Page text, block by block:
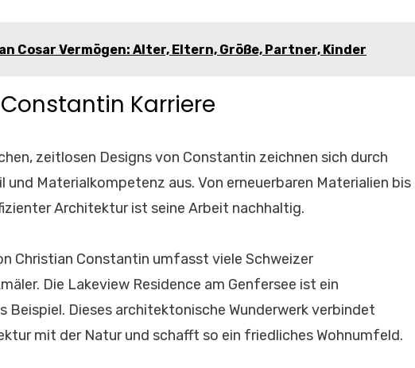
Cosar Vermögen: Alter, Eltern, Größe, Partner, Kinder
Karriere
zeitlosen Designs von Constantin zeichnen sich durch
und Materialkompetenz aus. Von erneuerbaren Materialien bis
Architektur ist seine Arbeit nachhaltig.
Christian Constantin umfasst viele Schweizer
Die Lakeview Residence am Genfersee ist ein
Beispiel. Dieses architektonische Wunderwerk verbindet
mit der Natur und schafft so ein friedliches Wohnumfeld.